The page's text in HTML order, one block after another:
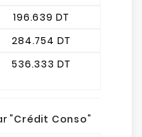
196.639 DT
284.754 DT
536.333 DT
"Crédit Conso"